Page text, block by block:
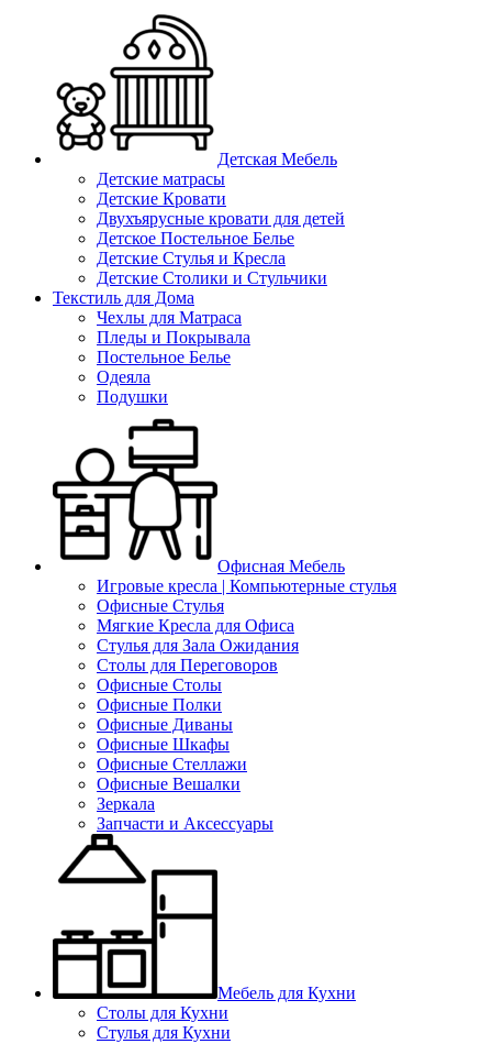
Детская Мебель
Детские матрасы
Детские Кровати
Двухъярусные кровати для детей
Детское Постельное Белье
Детские Стулья и Кресла
Детские Столики и Стульчики
Текстиль для Дома
Чехлы для Матраса
Пледы и Покрывала
Постельное Белье
Одеяла
Подушки
Офисная Мебель
Игровые кресла | Компьютерные стулья
Офисные Стулья
Мягкие Кресла для Офиса
Стулья для Зала Ожидания
Столы для Переговоров
Офисные Столы
Офисные Полки
Офисные Диваны
Офисные Шкафы
Офисные Стеллажи
Офисные Вешалки
Зеркала
Запчасти и Аксессуары
Мебель для Кухни
Столы для Кухни
Стулья для Кухни